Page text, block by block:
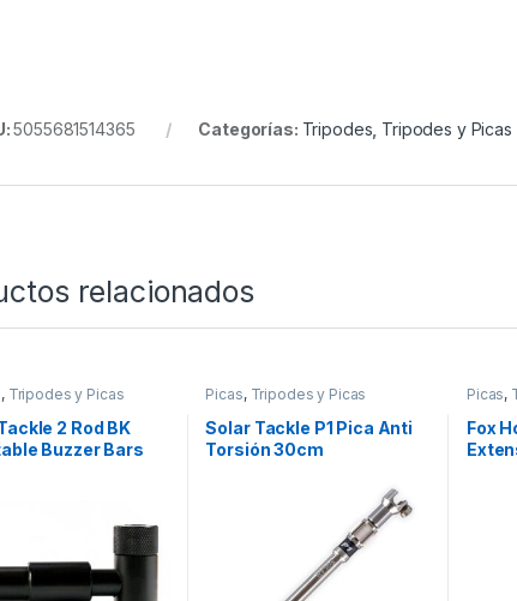
5055681514365 Categorías: Tripodes Tripodes y Picas
relacionados
, Tripodes y Picas
2 Rod BK
Buzzer Bars
Picas, Tripodes y Picas
Solar Tackle P1 Pica Anti
Torsión 30cm
Picas,
Fox